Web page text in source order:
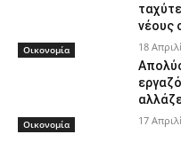
Οικονομία
νέους
18
Οικονομία 17